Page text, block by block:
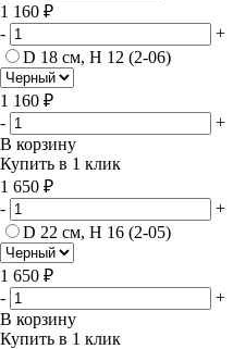
1 160 ₽
-
+
D 18 см, H 12 (2-06)
1 160 ₽
-
+
В корзину
Купить в 1 клик
1 650 ₽
-
+
D 22 см, H 16 (2-05)
1 650 ₽
-
+
В корзину
Купить в 1 клик